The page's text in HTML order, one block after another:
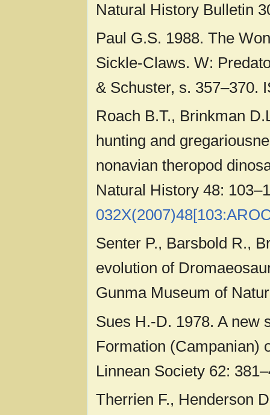
Natural History Bulletin
Paul G.S. 1988. The
Sickle-Claws. W:
& Schuster, s. 357–370.
Roach B.T., Brinkman
hunting and
nonavian theropod
Natural History 48:
Senter P., Barsbold R.,
evolution of
Gunma Museum of
Sues H.-D. 1978. A new
Formation (Campanian)
Linnean Society 62:
Therrien F., Henderson